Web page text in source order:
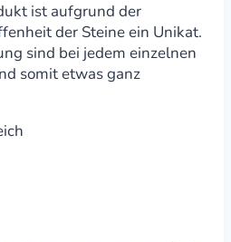
ist aufgrund der
der Steine ein Unikat.
sind bei jedem einzelnen
somit etwas ganz